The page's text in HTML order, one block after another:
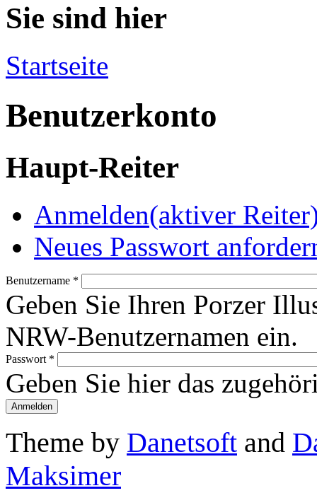
Sie sind hier
Startseite
Benutzerkonto
Haupt-Reiter
Anmelden(aktiver
Neues Passwort
Benutzername *
Geben Sie Ihren Porzer
NRW-Benutzernamen ein.
Passwort *
Geben Sie hier das
Theme by Danetsoft and
Maksimer